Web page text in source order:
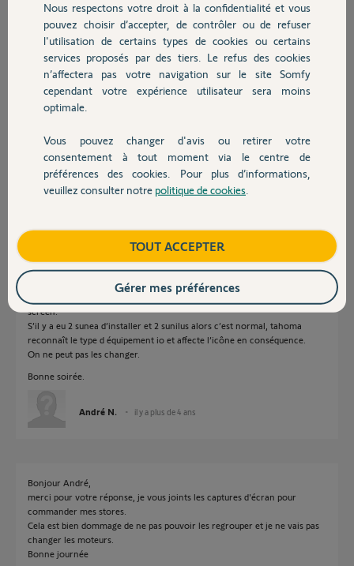
Chauffage
Autres produits
Devis avec un pro
Contact
pour qu'ils soient à 4 reconnu comme store screens ou store banne
mais rien à faire cela ne fonctionne pas et je souhaiterai qu'ils soient
reconnus à 4 sous le même logo.
Auriez-vous une idée afin de les regrouper ?
J'espère avoir été assez clair, merci pour votre aide.
Sébastien
Participer au fil de discussion
Bonjour,
Cela ne serait pas l inverse ?
Sunea est un moteur de store banne et sunilus screen un moteur de
screen.
S’il y a eu 2 sunea d’installer et 2 sunilus alors c’est normal, tahoma
reconnaît le type d équipement io et affecte l’icône en conséquence.
On ne peut pas les changer.
Bonne soirée.
André N. il y a plus de 4 ans
Bonjour André,
merci pour votre réponse, je vous joints les captures d'écran pour
commander mes stores.
Cela est bien dommage de ne pas pouvoir les regrouper et je ne vais pas
changer les moteurs.
Bonne journée
Nous respectons votre droit à la confidentialité et vous
pouvez choisir d’accepter, de contrôler ou de refuser
l'utilisation de certains types de cookies ou certains
services proposés par des tiers. Le refus des cookies
n’affectera pas votre navigation sur le site Somfy
cependant votre expérience utilisateur sera moins
optimale.
Vous pouvez changer d'avis ou retirer votre
consentement à tout moment via le centre de
préférences des cookies. Pour plus d’informations,
veuillez consulter notre politique de cookies
TOUT ACCEPTER
Gérer mes préférences